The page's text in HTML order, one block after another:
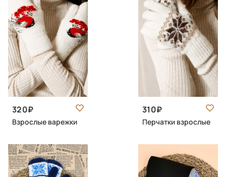
320
Взрослые варежки
310
Перчатки взрослые